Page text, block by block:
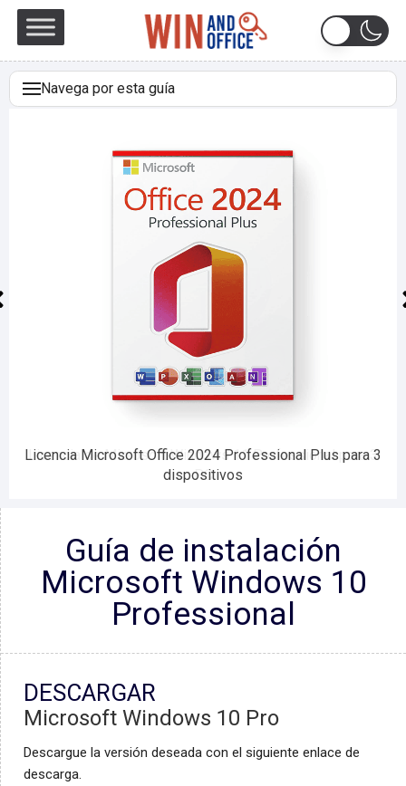
Navega por esta guía
REQUISITOS DEL SISTEMA
LICENCIA Y ACTIVACIÓN
ACTUALIZAR DE WINDOWS 10 HOME A WINDOWS 10
INSTALACIÓN LIMPIA
DESCARGAS EN OTROS IDIOMAS
Licencia Microsoft Office 2024 Professional Plus para 3
dispositivos
Licencia de Microsoft Windows 11 Professional para 3
PC
Guía de instalación
Microsoft Windows 10
Professional
DESCARGAR
Microsoft Windows 10 Pro
Descargue la versión deseada con el siguiente enlace de
descarga.